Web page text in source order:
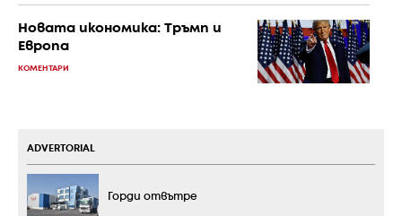
Новата икономика: Тръмп и
Европа
КОМЕНТАРИ
ADVERTORIAL
Горди отвътре